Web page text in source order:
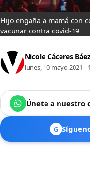
Hijo engaña a mamá con
vacunar contra covid-19
Nicole Cáceres Báez
lunes, 10 mayo 2021 -
Únete a nuestro
G